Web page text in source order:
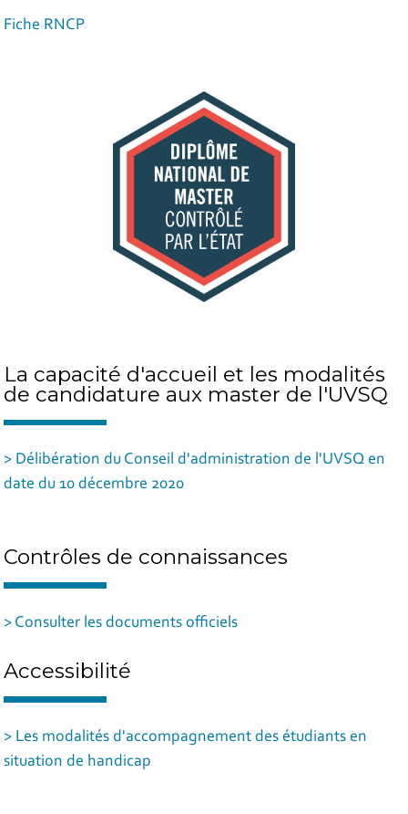
Fiche RNCP
La capacité d'accueil et les modalités
de candidature aux master de l'UVSQ
> Délibération du Conseil d'administration de l'UVSQ en
date du 10 décembre 2020
Contrôles de connaissances
> Consulter les documents officiels
Accessibilité
> Les modalités d'accompagnement des étudiants en
situation de handicap